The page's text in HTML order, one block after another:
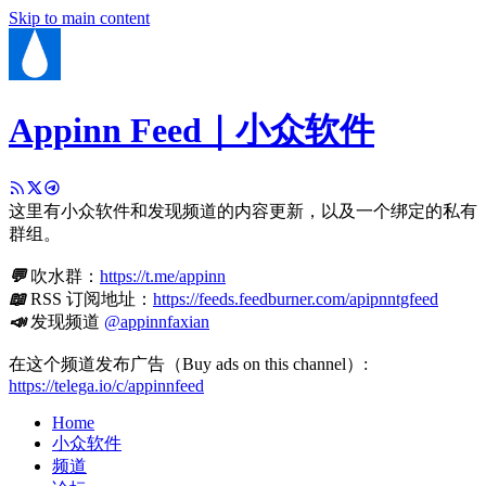
Skip to main content
Appinn Feed｜小众软件
这里有小众软件和发现频道的内容更新，以及一个绑定的私有
群组。
💬吹水群： https://t.me/appinn
📖RSS 订阅地址： https://feeds.feedburner.com/apipnntgfeed
📣发现频道 @appinnfaxian
在这个频道发布广告（Buy ads on this channel）:
https://telega.io/c/appinnfeed
Home
小众软件
频道